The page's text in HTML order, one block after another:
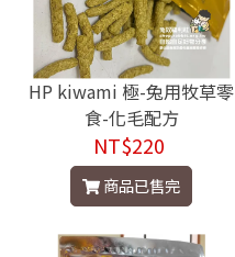
HP kiwami 極-兔用牧草零
食-化毛配方
NT$220
商品已售完